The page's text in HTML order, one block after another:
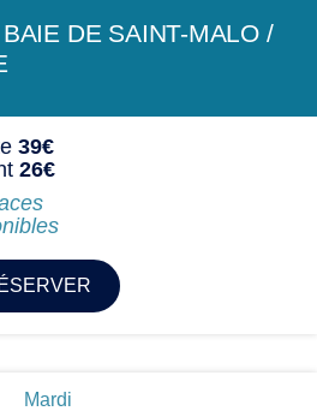
DE SAINT-MALO /
39€
26€
Mardi